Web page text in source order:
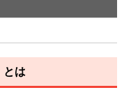
とは